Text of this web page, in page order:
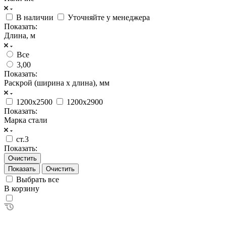
В наличии
Уточняйте у менеджера
Показать:
Длина, м
Все
3,00
Показать:
Раскрой (ширина х длина), мм
1200x2500
1200x2900
Показать:
Марка стали
ст.3
Показать:
Очистить
Очистить
Выбрать все
В корзину